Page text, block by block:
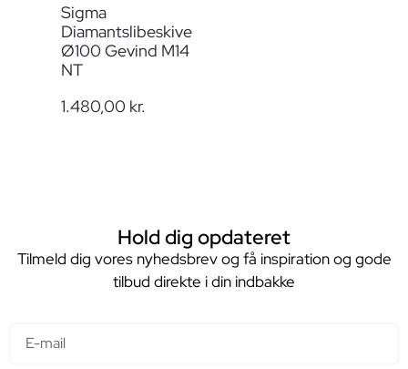
Sigma
Diamantslibeskive
Ø100 Gevind M14
NT
1.480,00 kr.
Hold dig opdateret
Tilmeld dig vores nyhedsbrev og få inspiration og gode
tilbud direkte i din indbakke